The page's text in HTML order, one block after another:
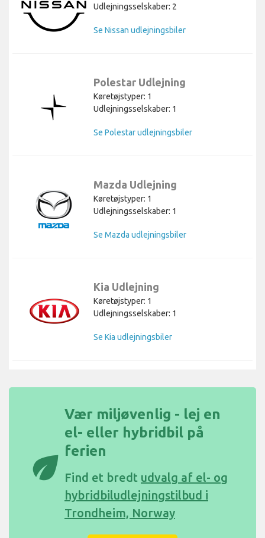
Udlejningsselskaber: 2
Se Nissan udlejningsbiler
Polestar Udlejning
Køretøjstyper: 1
Udlejningsselskaber: 1
Se Polestar udlejningsbiler
Mazda Udlejning
Køretøjstyper: 1
Udlejningsselskaber: 1
Se Mazda udlejningsbiler
Kia Udlejning
Køretøjstyper: 1
Udlejningsselskaber: 1
Se Kia udlejningsbiler
eco
Vær miljøvenlig - lej en
el- eller hybridbil på
ferien
Find et bredt udvalg af el- og
hybridbiludlejningstilbud i
Trondheim, Norway